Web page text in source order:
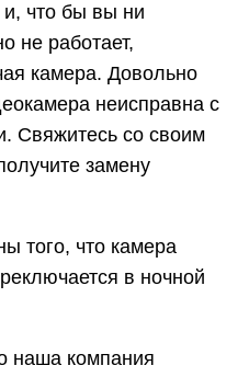
что бы вы ни
не работает,
камера. Довольно
неисправна с
Свяжитесь со своим
замену
того, что камера
в ночной
наша компания